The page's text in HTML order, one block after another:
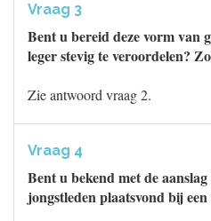
Vraag 3
Bent u bereid deze vorm van
leger stevig te veroordelen?
Zie antwoord vraag 2.
Vraag 4
Bent u bekend met de
jongstleden plaatsvond bij